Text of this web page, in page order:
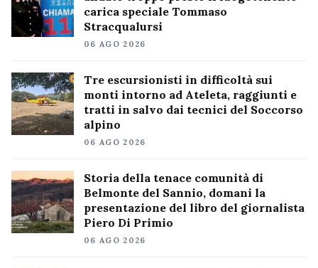
carica speciale Tommaso
Stracqualursi
06 AGO 2026
Tre escursionisti in difficoltà sui
monti intorno ad Ateleta, raggiunti e
tratti in salvo dai tecnici del Soccorso
alpino
06 AGO 2026
Storia della tenace comunità di
Belmonte del Sannio, domani la
presentazione del libro del giornalista
Piero Di Primio
06 AGO 2026